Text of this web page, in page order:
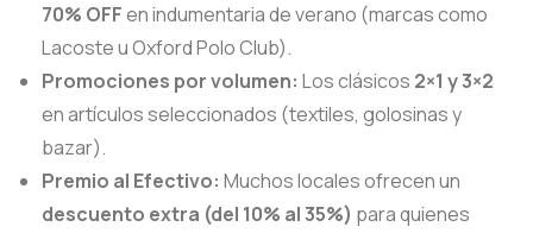
70% OFFen indumentaria de verano (marcas como
Lacoste u Oxford Polo Club).
Promociones por volumen: Los clásicos 2×1 y 3×2
en artículos seleccionados (textiles, golosinas y
bazar).
Premio al Efectivo: Muchos locales ofrecen un
descuento extra (del 10% al 35%) para quienes